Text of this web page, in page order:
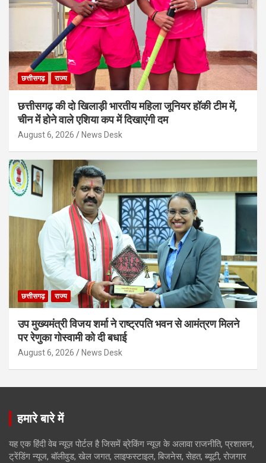
छत्तीसगढ़ राज्य
छत्तीसगढ़ की दो खिलाड़ी भारतीय महिला जूनियर हॉकी टीम में,
चीन में होने वाले एशिया कप में दिखाएंगी दम
August 6, 2026 News Desk
छत्तीसगढ़ राज्य
उप मुख्यमंत्री विजय शर्मा ने राष्ट्रपति भवन से आमंत्रण मिलने
पर रेणुका गोस्वामी को दी बधाई
August 6, 2026 News Desk
हमारे बारे में
यह एक हिंदी वेब न्यूज़ पोर्टल है जिसमें ब्रेकिंग न्यूज़ के अलावा राजनीति, प्रशासन,
ट्रेंडिंग न्यूज, बॉलीवुड, खेल जगत, लाइफस्टाइल, बिजनेस, सेहत, ब्यूटी, रोजगार